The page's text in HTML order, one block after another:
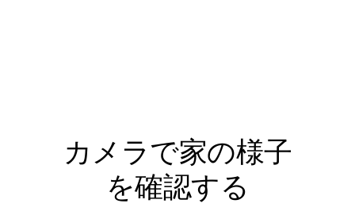
カメラで家の様子
を確認する